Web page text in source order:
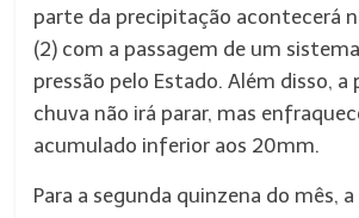
parte da precipitação acontecerá
(2) com a passagem de um
pressão pelo Estado. Além disso, a
chuva não irá parar, mas
acumulado inferior aos 20mm.
Para a segunda quinzena do mês,